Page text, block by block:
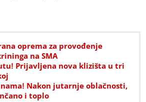
oprema za provođenje
na SMA
Prijavljena nova klizišta u tri
Nakon jutarnje oblačnosti,
i toplo